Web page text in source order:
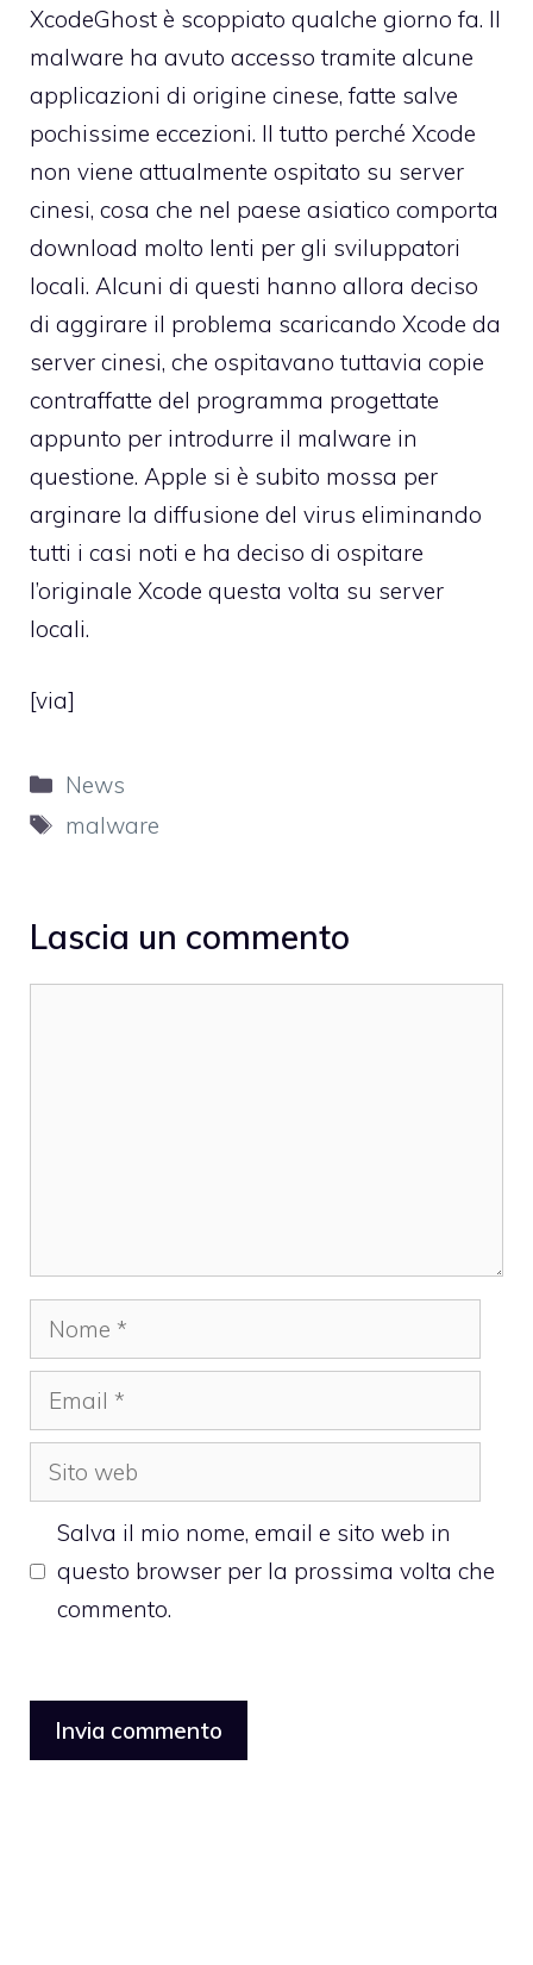
XcodeGhost è scoppiato qualche giorno fa. Il
malware ha avuto accesso tramite alcune
applicazioni di origine cinese, fatte salve
pochissime eccezioni. Il tutto perché Xcode
non viene attualmente ospitato su server
cinesi, cosa che nel paese asiatico comporta
download molto lenti per gli sviluppatori
locali. Alcuni di questi hanno allora deciso
di aggirare il problema scaricando Xcode da
server cinesi, che ospitavano tuttavia copie
contraffatte del programma progettate
appunto per introdurre il malware in
questione. Apple si è subito mossa per
arginare la diffusione del virus eliminando
tutti i casi noti e ha deciso di ospitare
l’originale Xcode questa volta su server
locali.
[via]
Categorie
News
Tag
malware
Lascia un commento
Nome
Email
Sito
web
Salva il mio nome, email e sito web in
questo browser per la prossima volta che
commento.